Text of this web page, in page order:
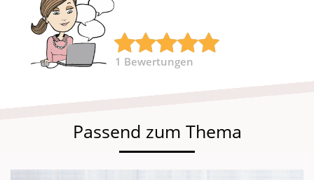
1 Bewertungen
Passend zum Thema